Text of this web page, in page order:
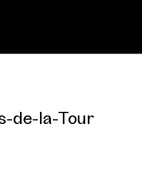
de-la-Tour